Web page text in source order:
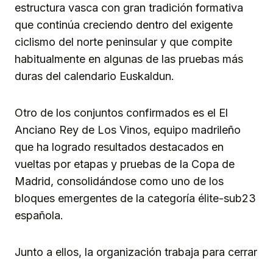
estructura vasca con gran tradición formativa
que continúa creciendo dentro del exigente
ciclismo del norte peninsular y que compite
habitualmente en algunas de las pruebas más
duras del calendario Euskaldun.
Otro de los conjuntos confirmados es el El
Anciano Rey de Los Vinos, equipo madrileño
que ha logrado resultados destacados en
vueltas por etapas y pruebas de la Copa de
Madrid, consolidándose como uno de los
bloques emergentes de la categoría élite-sub23
española.
Junto a ellos, la organización trabaja para cerrar